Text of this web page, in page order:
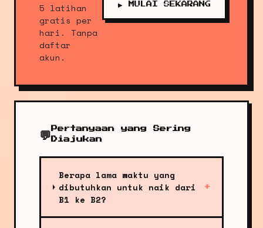
5 latihan
gratis per
hari. Tanpa
daftar
akun.
▶ MULAI SEKARANG
💬 Pertanyaan yang Sering
Diajukan
Berapa lama waktu yang
dibutuhkan untuk naik dari
B1 ke B2?
+